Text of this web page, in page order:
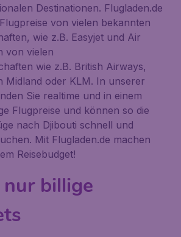
Destinationen. Flugladen.de
von vielen bekannten
wie z.B. Easyjet und Air
von vielen
wie z.B. British Airways,
Midland oder KLM. In unserer
Sie realtime und in einem
Flugpreise und können so die
nach Djibouti schnell und
Mit Flugladen.de machen
Reisebudget!
billige